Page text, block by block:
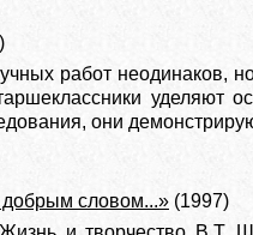
работ неодинаков,
они
словом...» (1997)